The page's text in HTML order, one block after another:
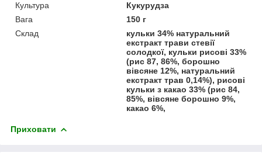
Культура
Кукурудза
Вага
150 г
Склад
кульки 34% натуральний
екстракт трави стевії
солодкої, кульки рисові 33%
(рис 87, 86%, борошно
вівсяне 12%, натуральний
екстракт трав 0,14%), рисові
кульки з какао 33% (рис 84,
85%, вівсяне борошно 9%,
какао 6%,
Приховати